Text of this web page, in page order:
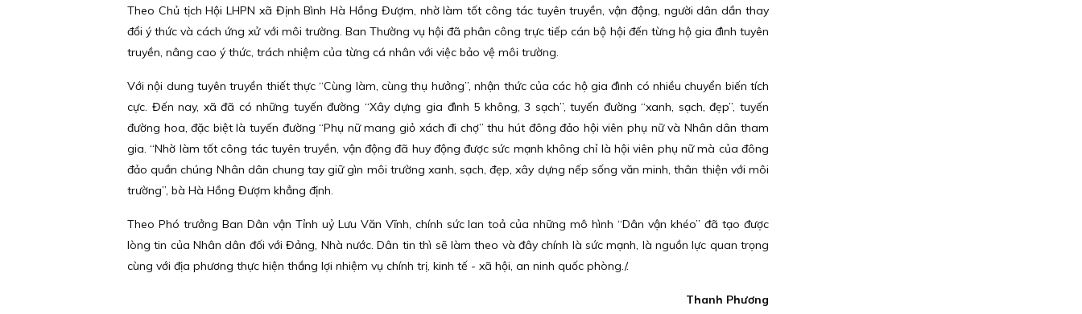
Theo Chủ tịch Hội LHPN xã Định Bình Hà Hồng Đượm, nhờ làm tốt công tác tuyên truyền, vận động, người dân dần thay
đổi ý thức và cách ứng xử với môi trường. Ban Thường vụ hội đã phân công trực tiếp cán bộ hội đến từng hộ gia đình tuyên
truyền, nâng cao ý thức, trách nhiệm của từng cá nhân với việc bảo vệ môi trường.
Với nội dung tuyên truyền thiết thực “Cùng làm, cùng thụ hưởng”, nhận thức của các hộ gia đình có nhiều chuyển biến tích
cực. Đến nay, xã đã có những tuyến đường “Xây dựng gia đình 5 không, 3 sạch”, tuyến đường “xanh, sạch, đẹp”, tuyến
đường hoa, đặc biệt là tuyến đường “Phụ nữ mang giỏ xách đi chợ” thu hút đông đảo hội viên phụ nữ và Nhân dân tham
gia. “Nhờ làm tốt công tác tuyên truyền, vận động đã huy động được sức mạnh không chỉ là hội viên phụ nữ mà của đông
đảo quần chúng Nhân dân chung tay giữ gìn môi trường xanh, sạch, đẹp, xây dựng nếp sống văn minh, thân thiện với môi
trường”, bà Hà Hồng Đượm khẳng định.
Theo Phó trưởng Ban Dân vận Tỉnh uỷ Lưu Văn Vĩnh, chính sức lan toả của những mô hình “Dân vận khéo” đã tạo được
lòng tin của Nhân dân đối với Đảng, Nhà nước. Dân tin thì sẽ làm theo và đây chính là sức mạnh, là nguồn lực quan trọng
cùng với địa phương thực hiện thắng lợi nhiệm vụ chính trị, kinh tế - xã hội, an ninh quốc phòng./.
Thanh Phương